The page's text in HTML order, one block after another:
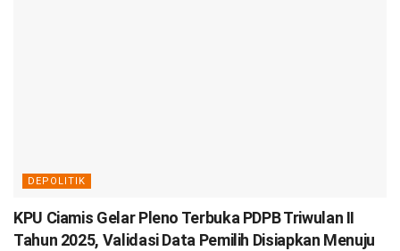
DEPOLITIK
KPU Ciamis Gelar Pleno Terbuka PDPB Triwulan II
Tahun 2025, Validasi Data Pemilih Disiapkan Menuju